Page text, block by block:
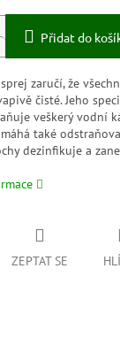
Přidat do
zaručí, že
čisté. Jeho
veškerý vodní
také
dezinfikuje a
ZEPTAT SE